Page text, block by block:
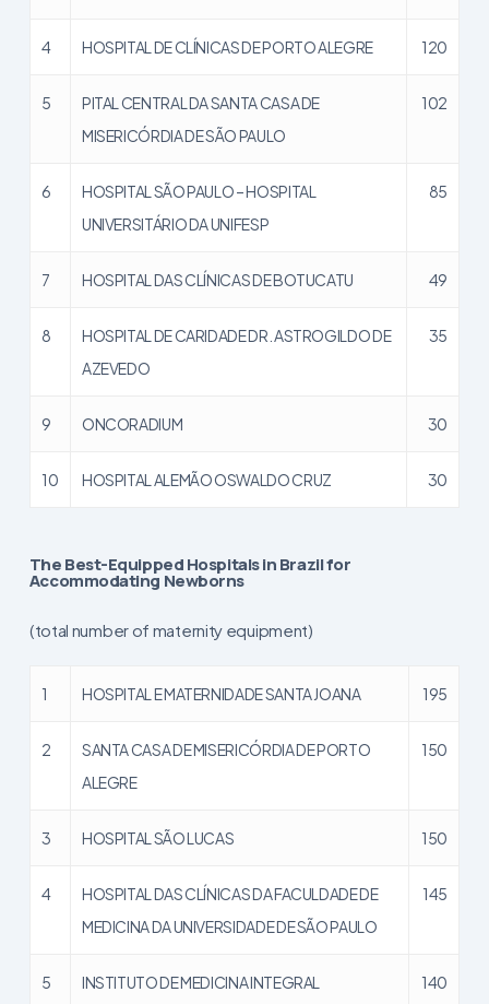
4 HOSPITAL DE CLÍNICAS DE PORTO ALEGRE 120
5
PITAL CENTRAL DA SANTA CASA DE
MISERICÓRDIA DE SÃO PAULO
102
6
HOSPITAL SÃO PAULO – HOSPITAL
UNIVERSITÁRIO DA UNIFESP
85
7 HOSPITAL DAS CLÍNICAS DE BOTUCATU 49
8
HOSPITAL DE CARIDADE DR. ASTROGILDO DE
AZEVEDO
35
9 ONCORADIUM 30
10 HOSPITAL ALEMÃO OSWALDO CRUZ 30
The Best-Equipped Hospitals in Brazil for
Accommodating Newborns
(total number of maternity equipment)
1 HOSPITAL E MATERNIDADE SANTA JOANA 195
2
SANTA CASA DE MISERICÓRDIA DE PORTO
ALEGRE
150
3 HOSPITAL SÃO LUCAS 150
4
HOSPITAL DAS CLÍNICAS DA FACULDADE DE
MEDICINA DA UNIVERSIDADE DE SÃO PAULO
145
5
INSTITUTO DE MEDICINA INTEGRAL
140